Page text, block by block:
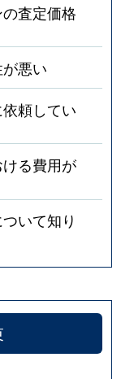
査定価格
悪い
頼してい
る費用が
いて知り